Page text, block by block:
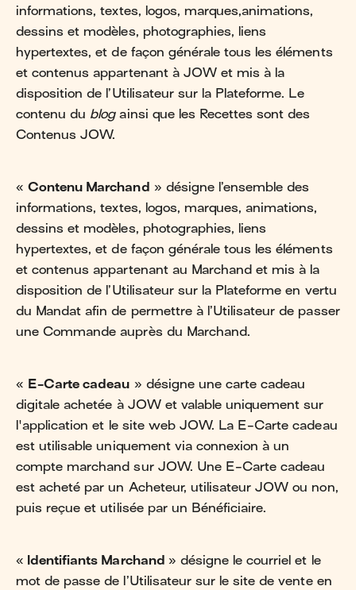
informations, textes, logos, marques,animations,
dessins et modèles, photographies, liens
hypertextes, et de façon générale tous les éléments
et contenus appartenant à JOW et mis à la
disposition de l’Utilisateur sur la Plateforme. Le
contenu du blogainsi que les Recettes sont des
Contenus JOW.
«Contenu Marchand » désigne l’ensemble des
informations, textes, logos, marques, animations,
dessins et modèles, photographies, liens
hypertextes, et de façon générale tous les éléments
et contenus appartenant au Marchand et mis à la
disposition de l’Utilisateur sur la Plateforme en vertu
du Mandat afin de permettre à l’Utilisateur de passer
une Commande auprès du Marchand.
« E-Carte cadeau » désigne une carte cadeau
digitale achetée à JOW et valable uniquement sur
l'application et le site web JOW. La E-Carte cadeau
est utilisable uniquement via connexion à un
compte marchand sur JOW. Une E-Carte cadeau
est acheté par un Acheteur, utilisateur JOW ou non,
puis reçue et utilisée par un Bénéficiaire.
« Identifiants Marchand » désigne le courriel et le
mot de passe de l’Utilisateur sur le site de vente en